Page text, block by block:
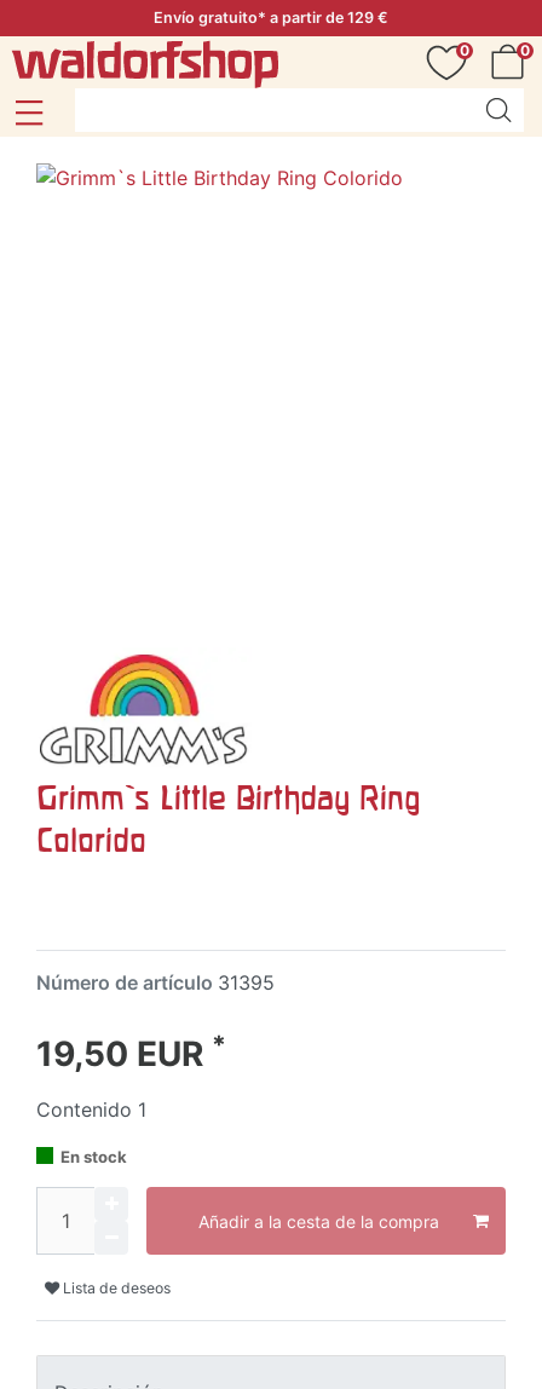
Envío gratuito* a partir de 129 €
0
0
Grimm`s Little Birthday Ring
Colorido
Número de artículo 31395
19,50 EUR *
Contenido 1
En stock
Añadir a la cesta de la compra
Lista de deseos